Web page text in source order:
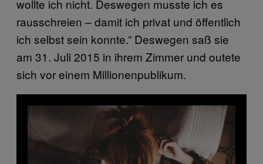
wollte ich nicht. Deswegen musste ich es
rausschreien – damit ich privat und öffentlich
ich selbst sein konnte.” Deswegen saß sie
am 31. Juli 2015 in ihrem Zimmer und outete
sich vor einem Millionenpublikum.